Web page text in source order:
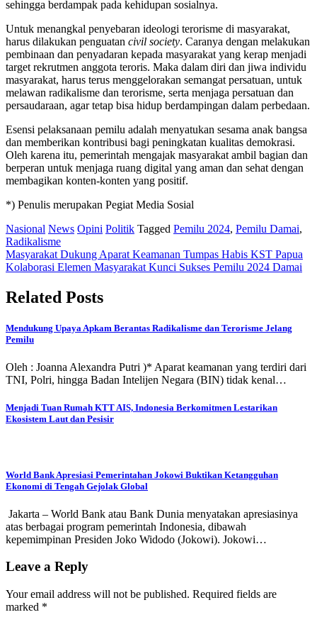
sehingga berdampak pada kehidupan sosialnya.
Untuk menangkal penyebaran ideologi terorisme di masyarakat,
harus dilakukan penguatan civil society. Caranya dengan melakukan
pembinaan dan penyadaran kepada masyarakat yang kerap menjadi
target rekrutmen anggota teroris. Maka dalam diri dan jiwa individu
masyarakat, harus terus menggelorakan semangat persatuan, untuk
melawan radikalisme dan terorisme, serta menjaga persatuan dan
persaudaraan, agar tetap bisa hidup berdampingan dalam perbedaan.
Esensi pelaksanaan pemilu adalah menyatukan sesama anak bangsa
dan memberikan kontribusi bagi peningkatan kualitas demokrasi.
Oleh karena itu, pemerintah mengajak masyarakat ambil bagian dan
berperan untuk menjaga ruang digital yang aman dan sehat dengan
membagikan konten-konten yang positif.
*) Penulis merupakan Pegiat Media Sosial
Nasional News Opini Politik Tagged Pemilu 2024, Pemilu Damai,
Radikalisme
Post
navigation
Masyarakat Dukung Aparat Keamanan Tumpas Habis KST Papua
Kolaborasi Elemen Masyarakat Kunci Sukses Pemilu 2024 Damai
Related Posts
Mendukung Upaya Apkam Berantas Radikalisme dan Terorisme Jelang
Pemilu
Oleh : Joanna Alexandra Putri )* Aparat keamanan yang terdiri dari
TNI, Polri, hingga Badan Intelijen Negara (BIN) tidak kenal…
Menjadi Tuan Rumah KTT AIS, Indonesia Berkomitmen Lestarikan
Ekosistem Laut dan Pesisir
World Bank Apresiasi Pemerintahan Jokowi Buktikan Ketangguhan
Ekonomi di Tengah Gejolak Global
Jakarta – World Bank atau Bank Dunia menyatakan apresiasinya
atas berbagai program pemerintah Indonesia, dibawah
kepemimpinan Presiden Joko Widodo (Jokowi). Jokowi…
Leave a Reply
Your email address will not be published. Required fields are
marked *